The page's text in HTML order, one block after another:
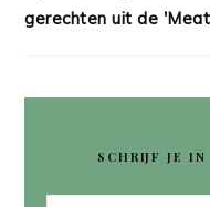
gerechten uit de
SCHRIJF JE